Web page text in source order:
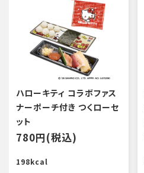
ハローキティ コラボファス
ナーポーチ付き つくローセ
ット
780円(税込)
198kcal